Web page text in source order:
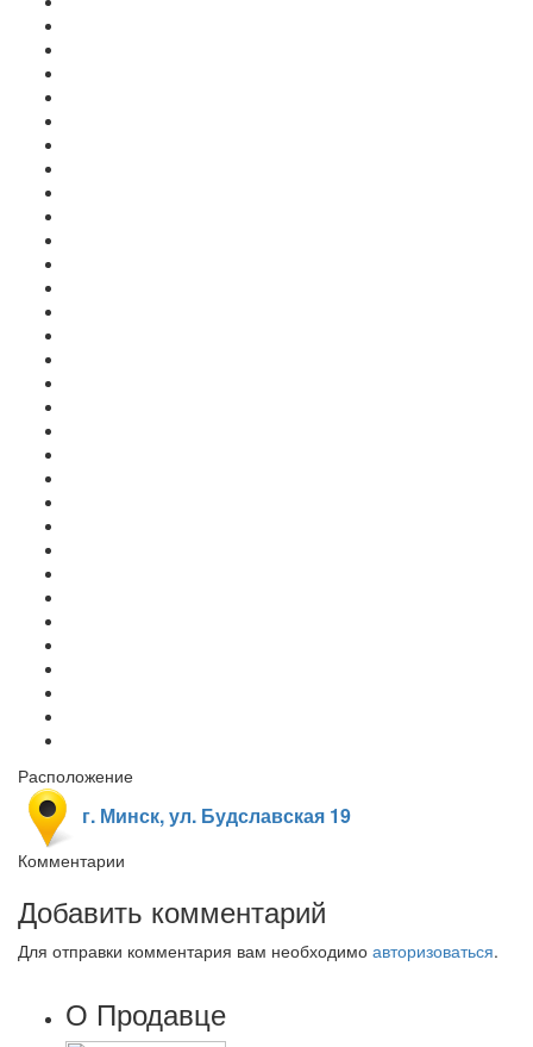
Расположение
г. Минск, ул. Будславская 19
Комментарии
Добавить комментарий
Для отправки комментария вам необходимо авторизоваться.
О Продавце